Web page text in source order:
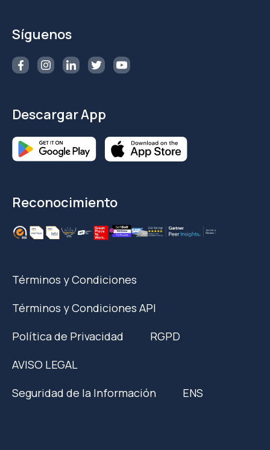
Síguenos
Descargar App
Reconocimiento
Términos y Condiciones
Términos y Condiciones API
Política de Privacidad
RGPD
AVISO LEGAL
Seguridad de la Información
ENS